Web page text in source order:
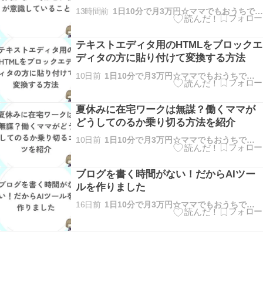
13時間前 1日10分で月3万円☆ママでもおうちで稼げる方法を解説
テキストエディタ用のHTMLをブロックエ
ディタの方に貼り付けて変換する方法
10日前 1日10分で月3万円☆ママでもおうちで稼げる方法を解説
夏休みに在宅ワークは無謀？働くママが
どうしてのるか乗り切る方法を紹介
10日前 1日10分で月3万円☆ママでもおうちで稼げる方法を解説
ブログを書く時間がない！だからAIツー
ルを作りました
16日前 1日10分で月3万円☆ママでもおうちで稼げる方法を解説